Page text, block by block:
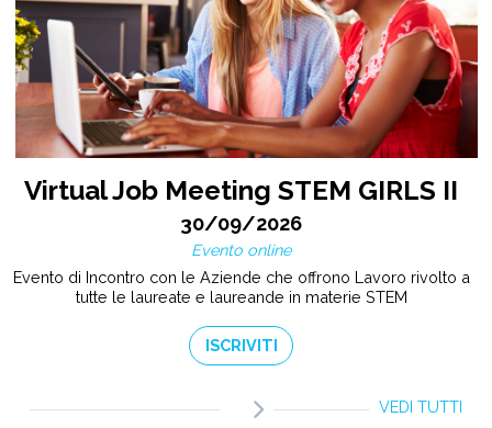
Virtual Job Meeting STEM GIRLS II
30/09/2026
Evento online
Evento di Incontro con le Aziende che offrono Lavoro rivolto a
tutte le laureate e laureande in materie STEM
ISCRIVITI
VEDI TUTTI